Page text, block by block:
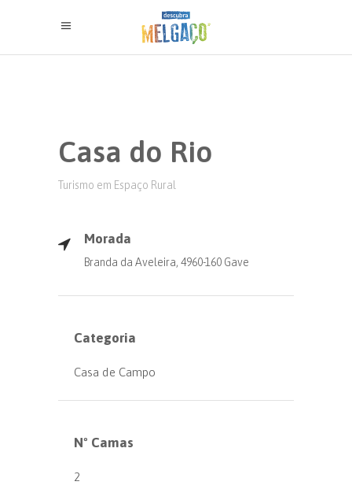
Casa do Rio
Turismo em Espaço Rural
Morada
Branda da Aveleira, 4960-160 Gave
Categoria
Casa de Campo
Nº Camas
2